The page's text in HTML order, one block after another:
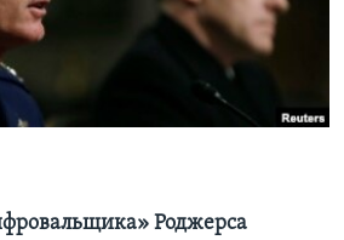
Роджерса